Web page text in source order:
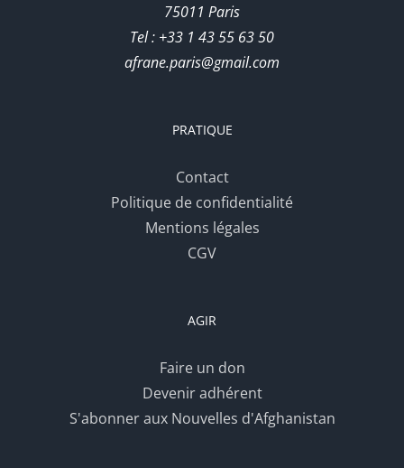
75011 Paris
Tel : +33 1 43 55 63 50
afrane.paris@gmail.com
PRATIQUE
Contact
Politique de confidentialité
Mentions légales
CGV
AGIR
Faire un don
Devenir adhérent
S'abonner aux Nouvelles d'Afghanistan